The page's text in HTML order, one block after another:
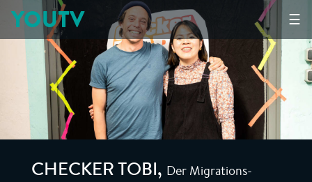
☰
YOUTV
CHECKER TOBI, Der Migrations-